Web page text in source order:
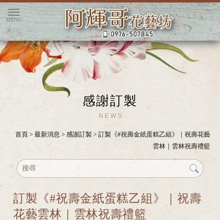
感謝訂製
首頁 > 最新消息 > 感謝訂製 > 訂製《#祝壽金紙蛋糕乙組》｜祝壽花藝
雲林｜雲林祝壽禮籃
訂製《#祝壽金紙蛋糕乙組》｜祝壽
花藝雲林｜雲林祝壽禮籃